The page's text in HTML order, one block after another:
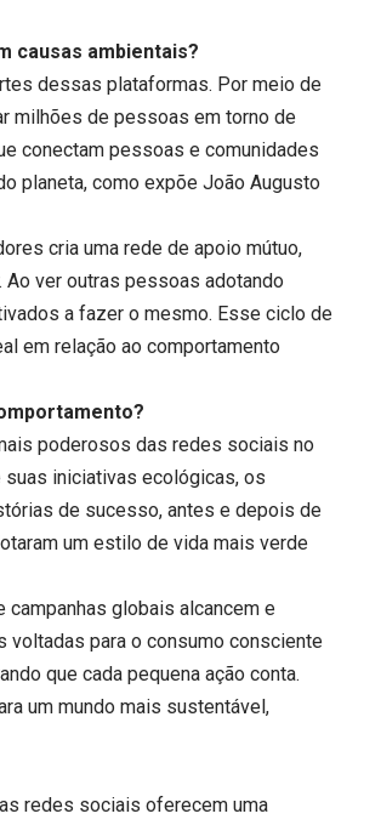
causas ambientais?
dessas plataformas. Por meio de
milhões de pessoas em torno de
conectam pessoas e comunidades
planeta, como expõe João Augusto
cria uma rede de apoio mútuo,
ver outras pessoas adotando
a fazer o mesmo. Esse ciclo de
em relação ao comportamento
poderosos das redes sociais no
suas iniciativas ecológicas, os
de sucesso, antes e depois de
um estilo de vida mais verde
globais alcancem e
para o consumo consciente
que cada pequena ação conta.
um mundo mais sustentável,
redes sociais oferecem uma